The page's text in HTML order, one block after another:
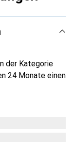
der Kategorie
24 Monate einen